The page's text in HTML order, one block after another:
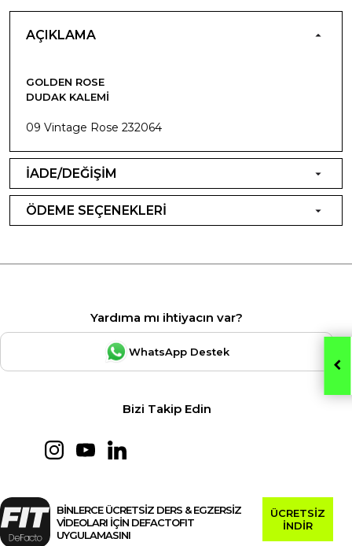
AÇIKLAMA
GOLDEN ROSE
DUDAK KALEMI
09 Vintage Rose 232064
İADE/DEĞİŞİM
ÖDEME SEÇENEKLERİ
Yardıma mı ihtiyacın var?
WhatsApp Destek
Bizi Takip Edin
BİNLERCE ÜCRETSİZ DERS & EGZERSİZ
VİDEOLARI İÇİN DEFACTOFIT
UYGULAMASINI
ÜCRETSİZ
İNDİR